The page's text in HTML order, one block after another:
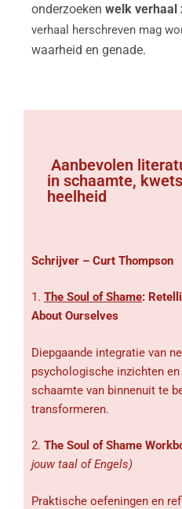
onderzoeken welk verhaal
verhaal herschreven mag
waarheid en genade.
Aanbevolen
in schaamte,
heelheid
Schrijver – Curt Thompson
1. The Soul of Shame:
About Ourselves
Diepgaande integratie van
psychologische inzichten
schaamte van binnenuit te
transformeren.
2. The Soul of Shame
jouw taal of Engels)
Praktische oefeningen en